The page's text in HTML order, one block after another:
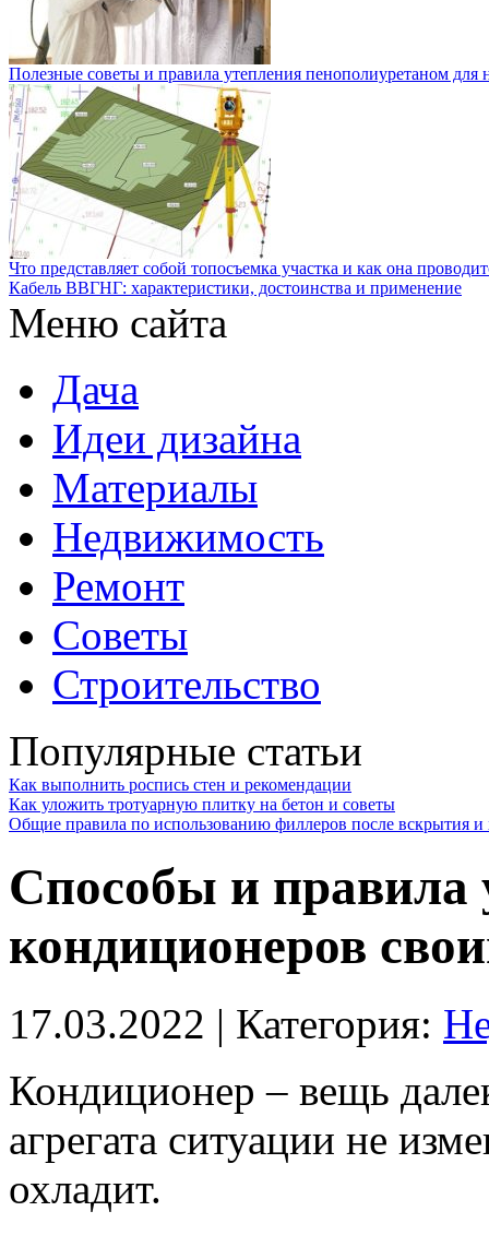
Полезные советы и правила утепления пенополиуретаном
Что представляет собой топосъемка участка и как она
Кабель ВВГНГ: характеристики, достоинства и применение
Меню сайта
Дача
Идеи дизайна
Материалы
Недвижимость
Ремонт
Советы
Строительство
Популярные статьи
Как выполнить роспись стен и рекомендации
Как уложить тротуарную плитку на бетон и советы
Общие правила по использованию филлеров после вскрытия и
Способы и правила
кондиционеров
17.03.2022 | Категория:
Кондиционер – вещь
агрегата ситуации не
охладит.